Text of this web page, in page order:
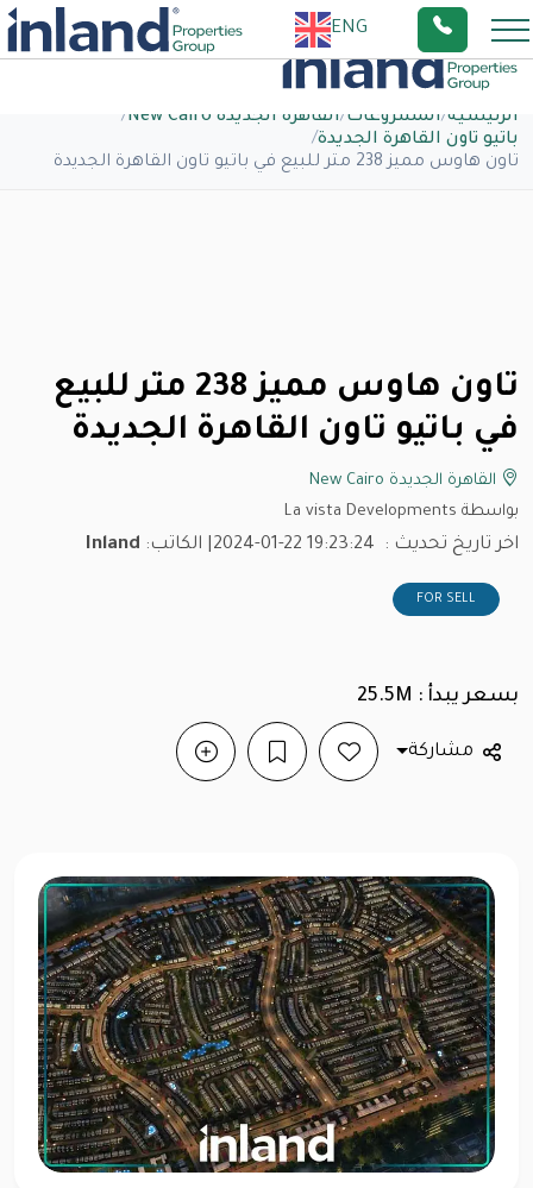
ENG
الرئيسية/المشروعات/القاهرة الجديدة New Cairo
/
باتيو تاون القاهرة الجديدة/
تاون هاوس مميز 238 متر للبيع في باتيو تاون القاهرة الجديدة
تاون هاوس مميز 238 متر للبيع
في باتيو تاون القاهرة الجديدة
القاهرة الجديدة New Cairo
بواسطة La vista Developments
اخر تاريخ تحديث : 2024-01-22 19:23:24 | الكاتب: Inland
FOR SELL
بسعر يبدأ : 25.5M
مشاركة